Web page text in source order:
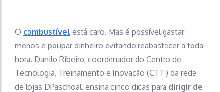
O combustível está caro. Mas é possível gastar
menos e poupar dinheiro evitando reabastecer a toda
hora. Danilo Ribeiro, coordenador do Centro de
Tecnologia, Treinamento e Inovação (CTTi) da rede
de lojas DPaschoal, ensina cinco dicas para dirigir de